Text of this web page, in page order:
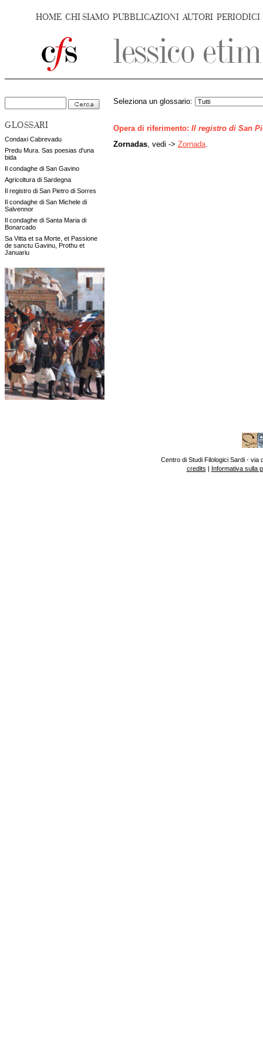
HOME CHI SIAMO PUBBLICAZIONI AUTORI PERIODICI
GLOSSARI
Condaxi Cabrevadu
Predu Mura. Sas poesias d'una
bida
Il condaghe di San Gavino
Agricoltura di Sardegna
Il registro di San Pietro di Sorres
Il condaghe di San Michele di
Salvennor
Il condaghe di Santa Maria di
Bonarcado
Sa Vitta et sa Morte, et Passione
de sanctu Gavinu, Prothu et
Januariu
Seleziona un glossario:
Opera di riferimento: Il registro di San
Zornadas , vedi -> Zornada
Centro di Studi Filologici Sardi - via
credits | Informativa sulla